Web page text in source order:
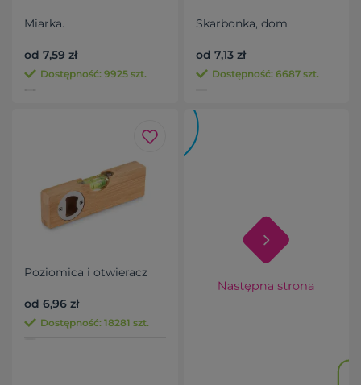
Miarka.
od 7,59 zł
Dostępność: 9925 szt.
Skarbonka, dom
od 7,13 zł
Dostępność: 6687 szt.
Poziomica i otwieracz
od 6,96 zł
Dostępność: 18281 szt.